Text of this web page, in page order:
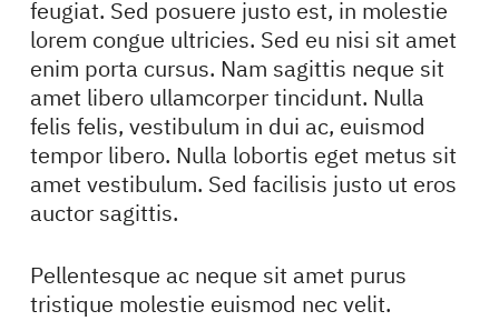
feugiat. Sed posuere justo est, in molestie
lorem congue ultricies. Sed eu nisi sit amet
enim porta cursus. Nam sagittis neque sit
amet libero ullamcorper tincidunt. Nulla
felis felis, vestibulum in dui ac, euismod
tempor libero. Nulla lobortis eget metus sit
amet vestibulum. Sed facilisis justo ut eros
auctor sagittis.
Pellentesque ac neque sit amet purus
tristique molestie euismod nec velit.